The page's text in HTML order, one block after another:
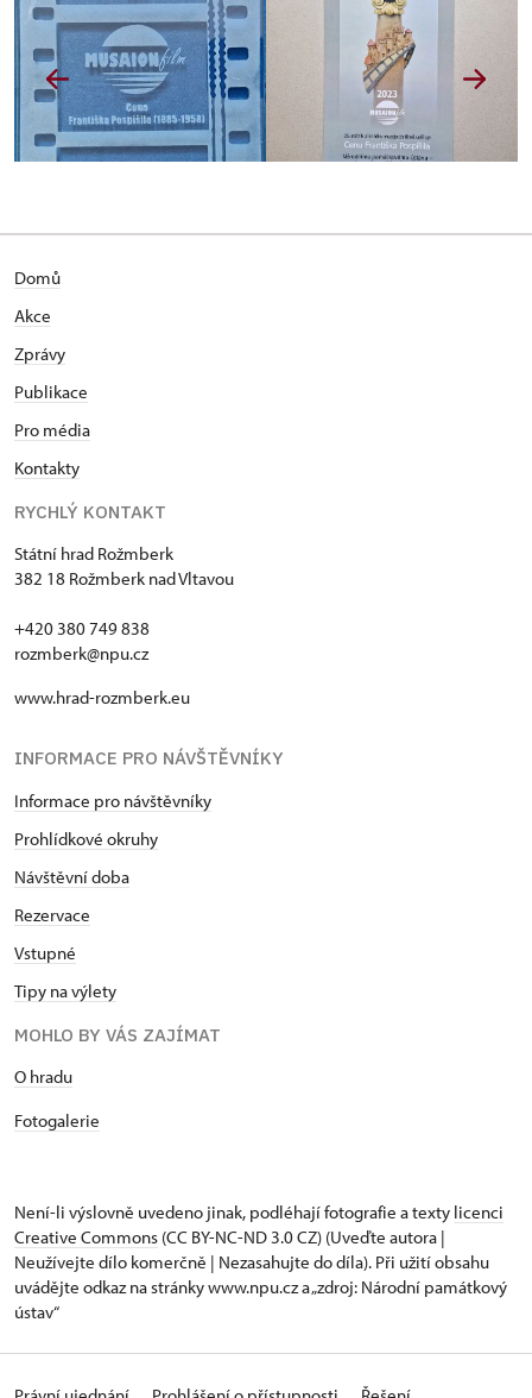
Domů
Akce
Zprávy
Publikace
Pro média
Kontakty
RYCHLÝ KONTAKT
Státní hrad Rožmberk
382 18 Rožmberk nad Vltavou
+420 380 749 838
rozmberk@npu.cz
www.hrad-rozmberk.eu
INFORMACE PRO NÁVŠTĚVNÍKY
Informace pro návštěvníky
Prohlídkové okruhy
Návštěvní doba
Rezervace
Vstupné
Tipy na výlety
MOHLO BY VÁS ZAJÍMAT
O hradu
Fotogalerie
Není-li výslovně uvedeno jinak, podléhají fotografie a texty licenci
Creative Commons (CC BY-NC-ND 3.0 CZ) (Uveďte autora |
Neužívejte dílo komerčně | Nezasahujte do díla). Při užití obsahu
uvádějte odkaz na stránky www.npu.cz a „zdroj: Národní památkový
ústav“